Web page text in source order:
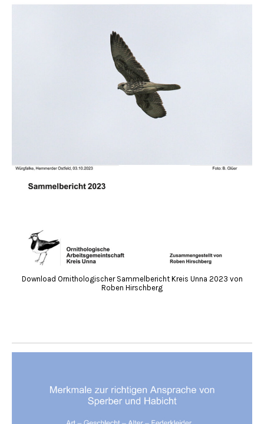
Download Ornithologischer Sammelbericht Kreis Unna 2023 von
Roben Hirschberg